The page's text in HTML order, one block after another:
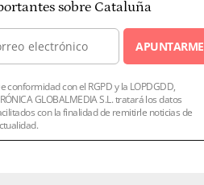
sobre Cataluña
APUNTARME
conformidad con el RGPD y la LOPDGDD,
GLOBALMEDIA S.L. tratará los datos
con la finalidad de remitirle noticias de